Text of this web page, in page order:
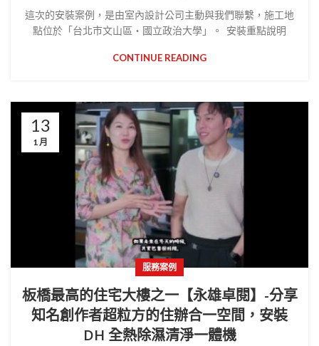
這次的安裝案例，是由室內設計公司主動與我們聯繫，施工地
點位於「台北市文山區・國立政治大學」。 安裝重點說明
CONTINUE READING
13
1 月
服務案例
板橋最高的住宅大樓之一【永雄卓閱】-分享
知名創作者超粒方的住辦合一空間，安裝
DH 全熱除濕清淨一體機